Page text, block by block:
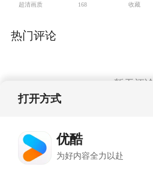
超清画质 168 收藏
热门评论
暂无评论
打开方式
优酷
为好内容全力以赴